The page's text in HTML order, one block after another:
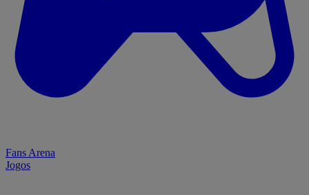
Fans Arena
Jogos